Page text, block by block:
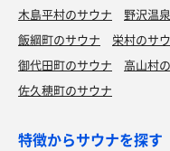
木島平村のサウナ
野沢温
飯綱町のサウナ
栄村のサ
御代田町のサウナ
高山村
佐久穂町のサウナ
特徴からサウナを探す